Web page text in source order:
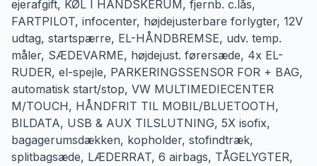
ejerafgift, KØL I HANDSKERUM, fjernb. c.lås,
FARTPILOT, infocenter, højdejusterbare forlygter, 12V
udtag, startspærre, EL-HÅNDBREMSE, udv. temp.
måler, SÆDEVARME, højdejust. førersæde, 4x EL-
RUDER, el-spejle, PARKERINGSSENSOR FOR + BAG,
automatisk start/stop, VW MULTIMEDIECENTER
M/TOUCH, HÅNDFRIT TIL MOBIL/BLUETOOTH,
BILDATA, USB & AUX TILSLUTNING, 5X isofix,
bagagerumsdækken, kopholder, stofindtræk,
splitbagsæde, LÆDERRAT, 6 airbags, TÅGELYGTER,